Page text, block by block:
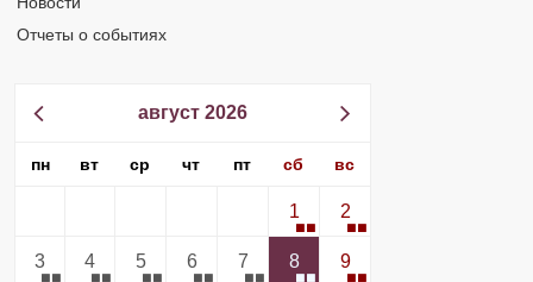
Отчеты о событиях
август 2026
пн вт ср чт пт сб вс
1 2
3 4 5 6 7 8 9